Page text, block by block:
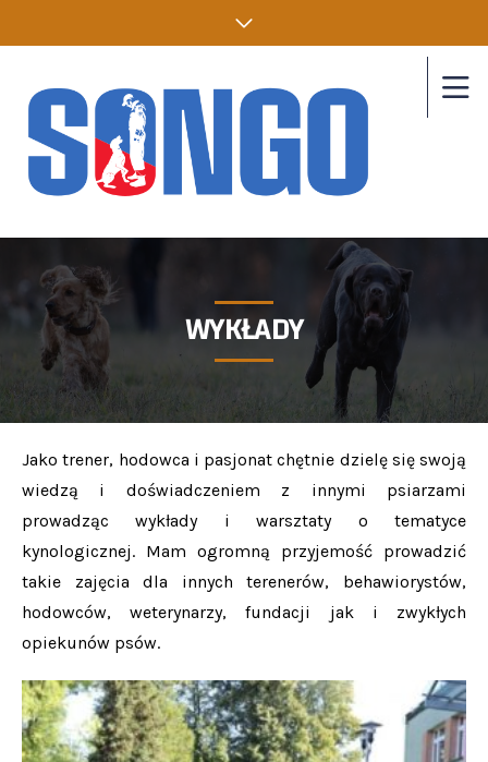
WYKŁADY
Jako trener, hodowca i pasjonat chętnie dzielę się swoją
wiedzą i doświadczeniem z innymi psiarzami
prowadząc wykłady i warsztaty o tematyce
kynologicznej. Mam ogromną przyjemość prowadzić
takie zajęcia dla innych terenerów, behawiorystów,
hodowców, weterynarzy, fundacji jak i zwykłych
opiekunów psów.